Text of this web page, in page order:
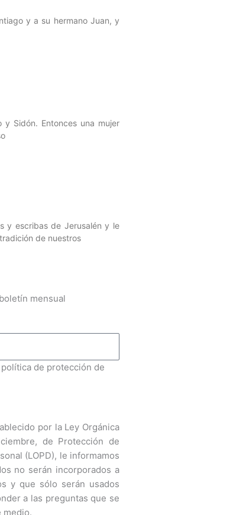
y a su hermano Juan, y
Sidón. Entonces una mujer
y escribas de Jerusalén y le
de nuestros
mensual
de protección de
por la Ley Orgánica
de Protección de
(LOPD), le informamos
no serán incorporados a
y que sólo serán usados
a las preguntas que se
medio.